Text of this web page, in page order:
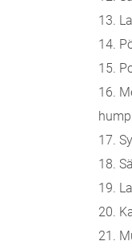
13.
14.
15.
16.
17.
18.
19.
20.
21.